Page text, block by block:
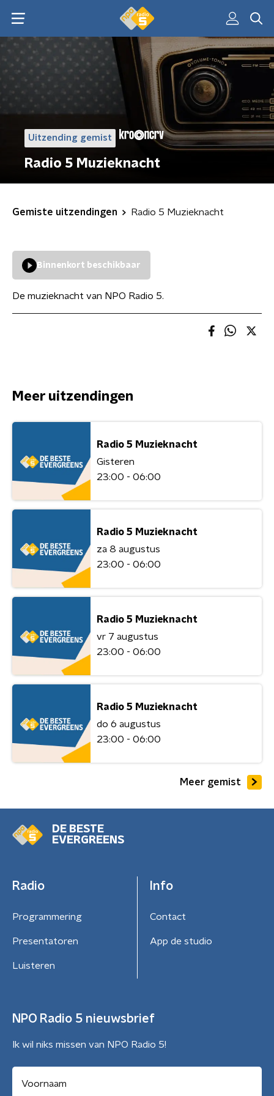
Uitzending gemist
Radio 5 Muzieknacht
Gemiste uitzendingen Radio 5 Muzieknacht
Binnenkort beschikbaar
De muzieknacht van NPO Radio 5.
Meer uitzendingen
Radio 5 Muzieknacht
Gisteren
23:00 - 06:00
Radio 5 Muzieknacht
za 8 augustus
23:00 - 06:00
Radio 5 Muzieknacht
vr 7 augustus
23:00 - 06:00
Radio 5 Muzieknacht
do 6 augustus
23:00 - 06:00
Meer gemist
DE BESTE
EVERGREENS
Radio
Programmering
Presentatoren
Luisteren
Info
Contact
App de studio
NPO Radio 5 nieuwsbrief
Ik wil niks missen van NPO Radio 5!